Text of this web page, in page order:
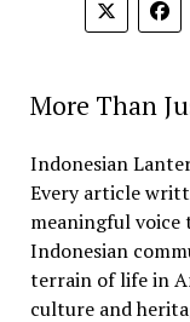
More Than
Indonesian
Every article
meaningful
Indonesian
terrain of life in
culture and